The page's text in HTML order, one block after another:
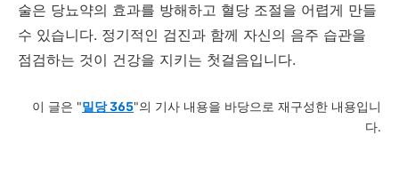
술은 당뇨약의 효과를 방해하고 혈당 조절을 어렵게 만들
수 있습니다. 정기적인 검진과 함께 자신의 음주 습관을
점검하는 것이 건강을 지키는 첫걸음입니다.
이 글은 "밀당 365"의 기사 내용을 바당으로 재구성한 내용입니
다.